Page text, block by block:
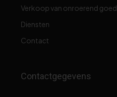
Verkoop van onroerend goed
Diensten
Contact
Contactgegevens